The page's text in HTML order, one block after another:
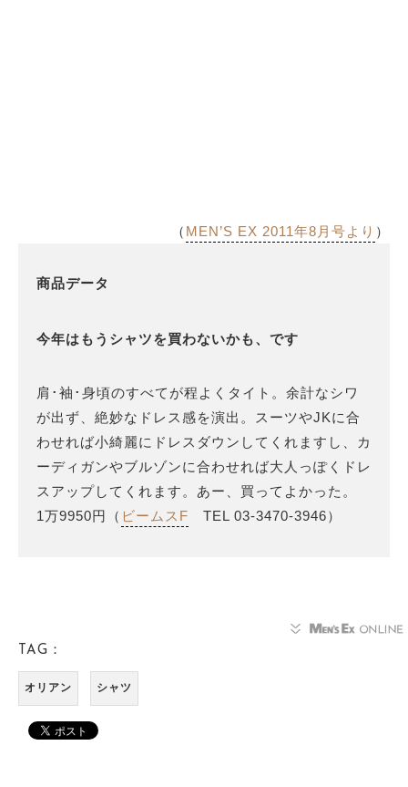
（ MEN’S EX 2011年8月号より ）
商品データ
今年はもうシャツを買わないかも、です
肩･袖･身頃のすべてが程よくタイト。余計なシワ
が出ず、絶妙なドレス感を演出。スーツやJKに合
わせれば小綺麗にドレスダウンしてくれますし、カ
ーディガンやブルゾンに合わせれば大人っぽくドレ
スアップしてくれます。あー、買ってよかった。
1万9950円（ ビームスF TEL 03-3470-3946）
TAG：
オリアン シャツ